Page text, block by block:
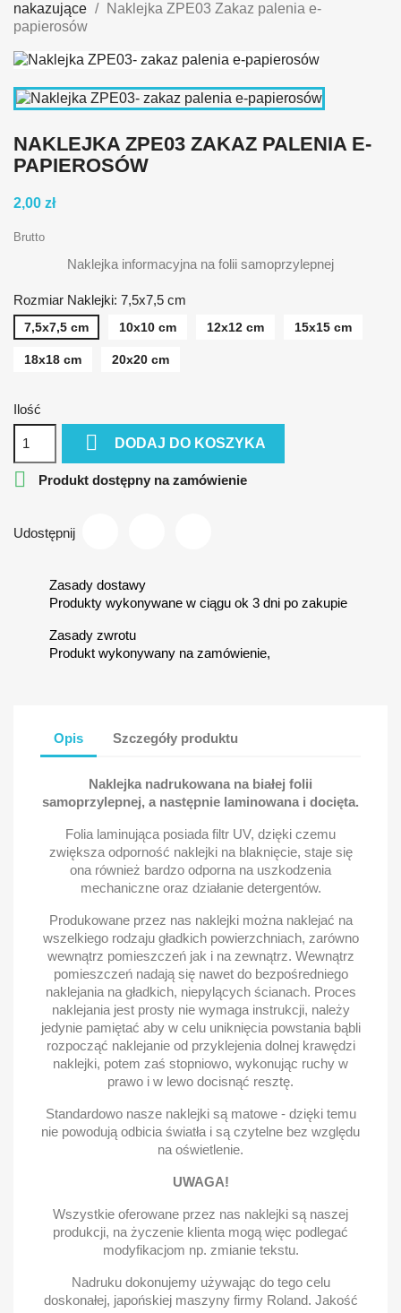
nakazujące
Naklejka ZPE03 Zakaz palenia e-
papierosów
NAKLEJKA ZPE03 ZAKAZ PALENIA E-
PAPIEROSÓW
2,00 zł
Brutto
Naklejka informacyjna na folii samoprzylepnej
Rozmiar Naklejki: 7,5x7,5 cm
7,5x7,5 cm 10x10 cm 12x12 cm 15x15 cm
18x18 cm 20x20 cm
Ilość
 DODAJ DO KOSZYKA
 Produkt dostępny na zamówienie
Udostępnij
Zasady dostawy
Produkty wykonywane w ciągu ok 3 dni po zakupie
Zasady zwrotu
Produkt wykonywany na zamówienie,
Opis Szczegóły produktu
Naklejka nadrukowana na białej folii
samoprzylepnej, a następnie laminowana i docięta.
Folia laminująca posiada filtr UV, dzięki czemu
zwiększa odporność naklejki na blaknięcie, staje się
ona również bardzo odporna na uszkodzenia
mechaniczne oraz działanie detergentów.
Produkowane przez nas naklejki można naklejać na
wszelkiego rodzaju gładkich powierzchniach, zarówno
wewnątrz pomieszczeń jak i na zewnątrz. Wewnątrz
pomieszczeń nadają się nawet do bezpośredniego
naklejania na gładkich, niepylących ścianach. Proces
naklejania jest prosty nie wymaga instrukcji, należy
jedynie pamiętać aby w celu uniknięcia powstania bąbli
rozpocząć naklejanie od przyklejenia dolnej krawędzi
naklejki, potem zaś stopniowo, wykonując ruchy w
prawo i w lewo docisnąć resztę.
Standardowo nasze naklejki są matowe - dzięki temu
nie powodują odbicia światła i są czytelne bez względu
na oświetlenie.
UWAGA!
Wszystkie oferowane przez nas naklejki są naszej
produkcji, na życzenie klienta mogą więc podlegać
modyfikacjom np. zmianie tekstu.
Nadruku dokonujemy używając do tego celu
doskonałej, japońskiej maszyny firmy Roland. Jakość